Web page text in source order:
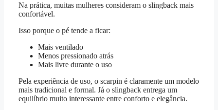
Na prática, muitas mulheres consideram o slingback mais
confortável.
Isso porque o pé tende a ficar:
Mais ventilado
Menos pressionado atrás
Mais livre durante o uso
Pela experiência de uso, o scarpin é claramente um modelo
mais tradicional e formal. Já o slingback entrega um
equilíbrio muito interessante entre conforto e elegância.